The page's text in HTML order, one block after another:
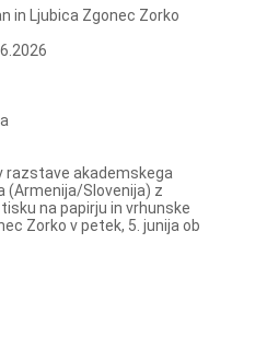
in Ljubica Zgonec Zorko
razstave akademskega
(Armenija/Slovenija) z
na papirju in vrhunske
Zorko v petek, 5. junija ob